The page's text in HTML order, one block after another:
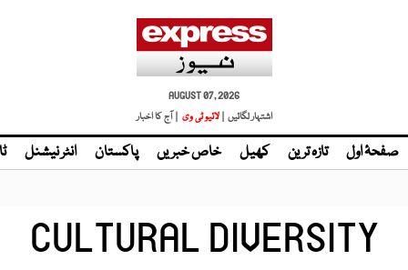
AUGUST 07, 2026
اشتہار لگائیں | لائیو ٹی وی | آج کا اخبار
صفحۂ اول تازہ ترین کھیل خاص خبریں پاکستان انٹر نیشنل
CULTURAL DIVERSITY